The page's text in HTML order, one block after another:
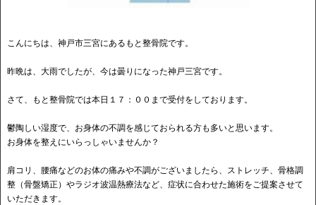
こんにちは、神戸市三宮にあるもと整骨院です。
昨晩は、大雨でしたが、今は曇りになった神戸三宮です。
さて、もと整骨院では本日１７：００まで受付をしております。
鬱陶しい湿度で、お身体の不調を感じておられる方も多いと思います。
お身体を整えにいらっしゃいませんか？
肩コリ、腰痛などのお体の痛みや不調がございましたら、ストレッチ、骨格調
整（骨盤矯正）やラジオ波温熱療法など、症状に合わせた施術をご提案させて
いただきます。